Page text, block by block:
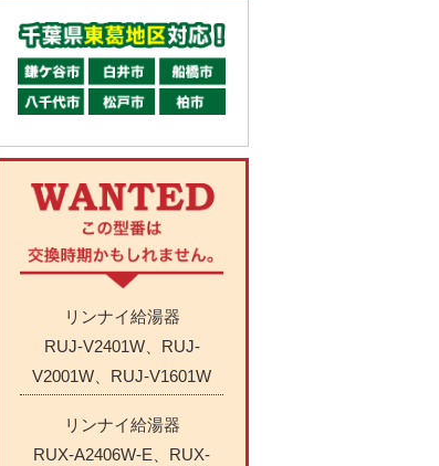
リンナイ給湯器
RUJ-V2401W、RUJ-
V2001W、RUJ-V1601W
リンナイ給湯器
RUX-A2406W-E、RUX-